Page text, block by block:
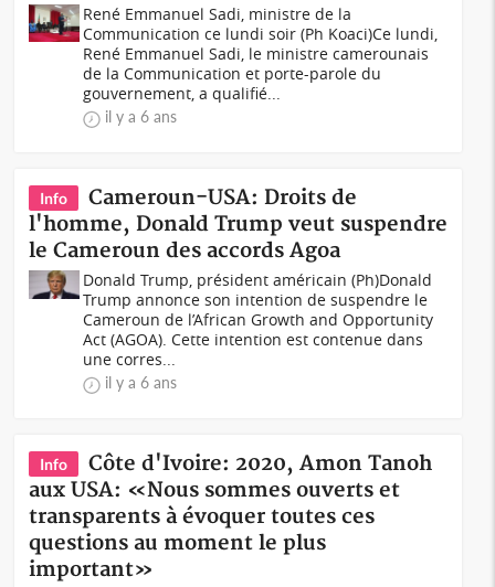
René Emmanuel Sadi, ministre de la
Communication ce lundi soir (Ph Koaci)Ce lundi,
René Emmanuel Sadi, le ministre camerounais
de la Communication et porte-parole du
gouvernement, a qualifié...
il y a 6 ans
Info
Cameroun-USA: Droits de
l'homme, Donald Trump veut suspendre
le Cameroun des accords Agoa
Donald Trump, président américain (Ph)Donald
Trump annonce son intention de suspendre le
Cameroun de l’African Growth and Opportunity
Act (AGOA). Cette intention est contenue dans
une corres...
il y a 6 ans
Info
Côte d'Ivoire: 2020, Amon Tanoh
aux USA: «Nous sommes ouverts et
transparents à évoquer toutes ces
questions au moment le plus
important»